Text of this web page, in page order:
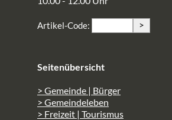
Artikel-Code: >
Seitenübersicht
> Gemeinde | Bürger
> Gemeindeleben
> Freizeit | Tourismus